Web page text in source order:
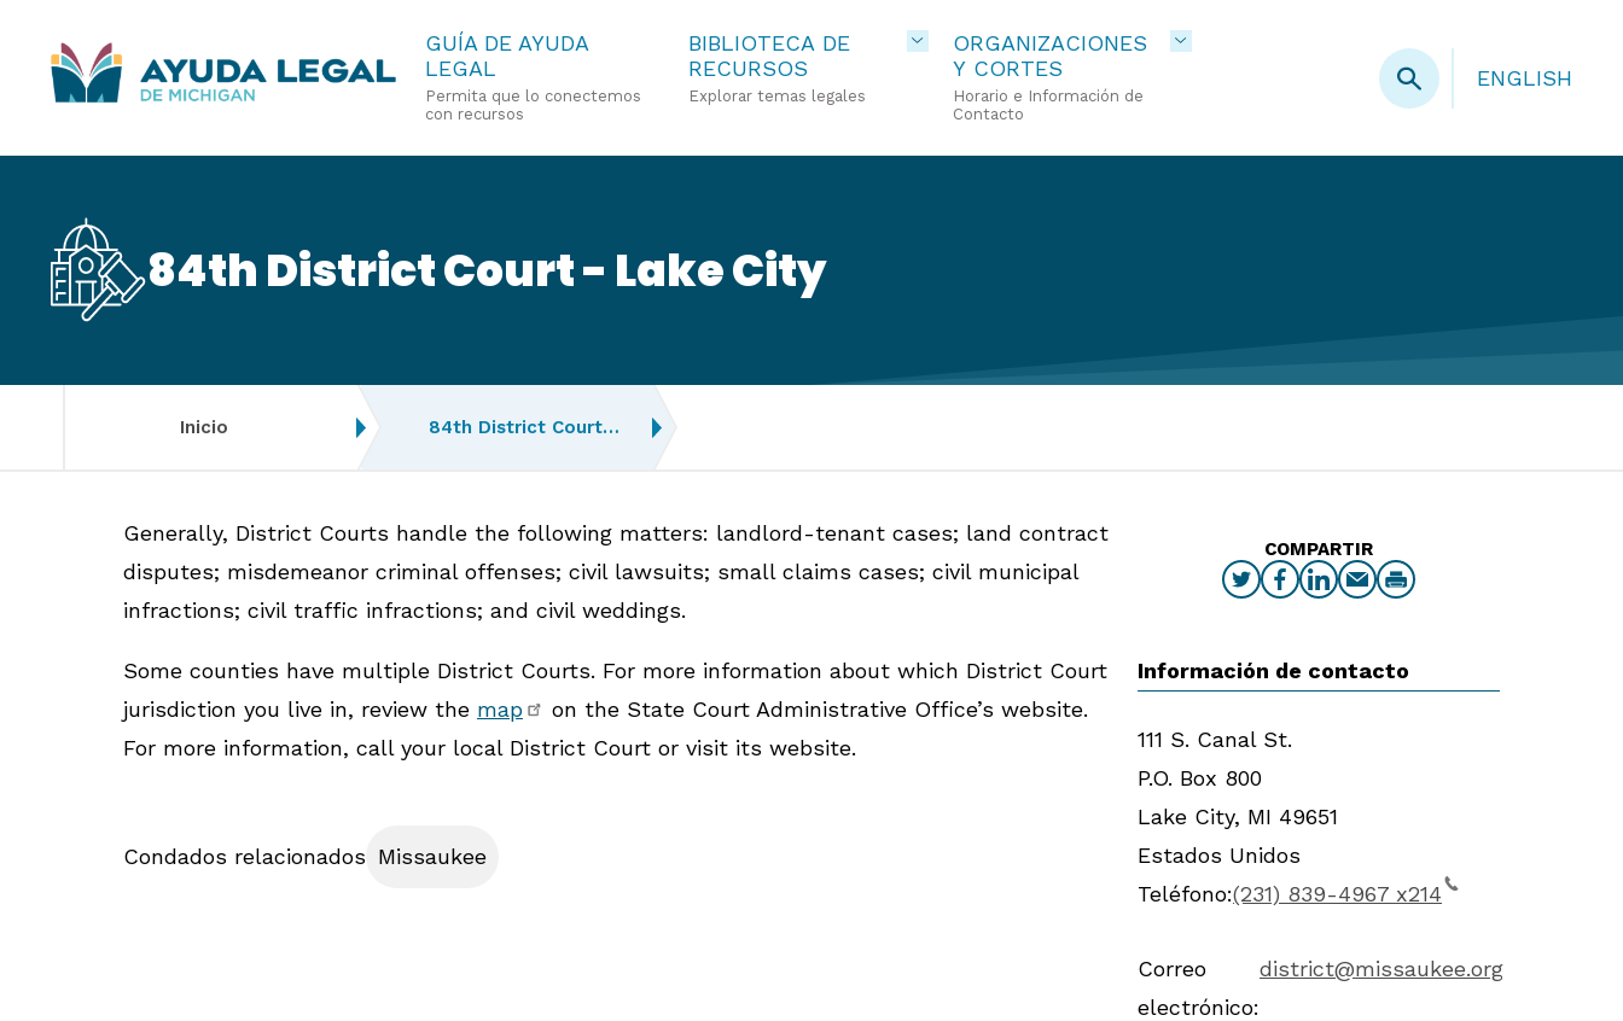
al
contenido
GUÍA DE AYUDA
LEGAL
Permita que lo conectemos
con recursos
BIBLIOTECA DE
RECURSOS
Explorar temas legales
ORGANIZACIONES
Y CORTES
Horario e Información de
Contacto
ENGLISH
84th District Court - Lake City
Inicio 84th District Court…
Generally, District Courts handle the following matters: landlord-tenant cases; land contract
disputes; misdemeanor criminal offenses; civil lawsuits; small claims cases; civil municipal
infractions; civil traffic infractions; and civil weddings.
Some counties have multiple District Courts. For more information about which District Court
jurisdiction you live in, review the map
on the State Court Administrative Office’s website.
For more information, call your local District Court or visit its website.
Condados relacionados Missaukee
COMPARTIR
Información de contacto
111 S. Canal St.
P.O. Box 800
Lake City, MI 49651
Estados Unidos
Teléfono:(231) 839-4967 x214
Correo
electrónico:
district@missaukee.org